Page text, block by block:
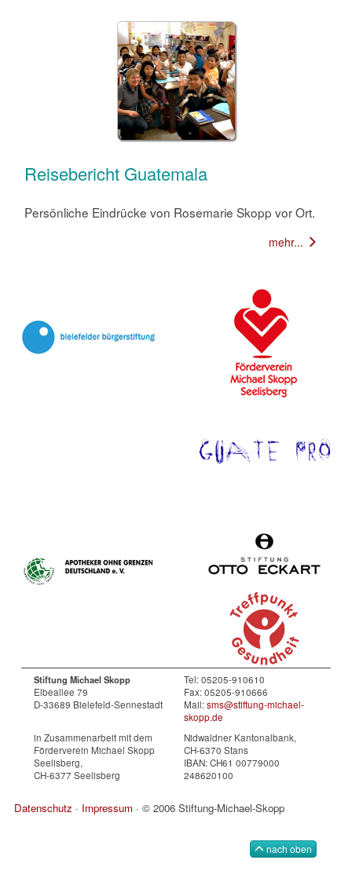
Reisebericht Guatemala
Persönliche Eindrücke von Rosemarie Skopp vor Ort.
mehr...
Stiftung Michael Skopp
Elbeallee 79
D-33689 Bielefeld-Sennestadt
Tel: 05205-910610
Fax: 05205-910666
Mail:sms@stiftung-michael-
skopp.de
in Zusammenarbeit mit dem
Förderverein Michael Skopp
Seelisberg,
CH-6377 Seelisberg
Nidwaldner Kantonalbank,
CH-6370 Stans
IBAN: CH61 00779000
248620100
Datenschutz · Impressum · © 2006 Stiftung-Michael-Skopp
nach oben